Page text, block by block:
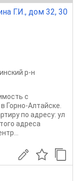
Г.И., дом 32, 30
р-н
с
Горно-Алтайске.
по адресу: ул
адреса